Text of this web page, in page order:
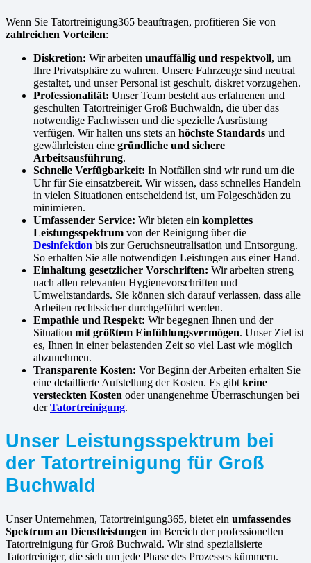
Wenn Sie Tatortreinigung365 beauftragen, profitieren Sie von
zahlreichen Vorteilen:
Diskretion: Wir arbeiten unauffällig und respektvoll, um
Ihre Privatsphäre zu wahren. Unsere Fahrzeuge sind neutral
gestaltet, und unser Personal ist geschult, diskret vorzugehen.
Professionalität: Unser Team besteht aus erfahrenen und
geschulten Tatortreiniger Groß Buchwaldn, die über das
notwendige Fachwissen und die spezielle Ausrüstung
verfügen. Wir halten uns stets an höchste Standards und
gewährleisten eine gründliche und sichere
Arbeitsausführung.
Schnelle Verfügbarkeit: In Notfällen sind wir rund um die
Uhr für Sie einsatzbereit. Wir wissen, dass schnelles Handeln
in vielen Situationen entscheidend ist, um Folgeschäden zu
minimieren.
Umfassender Service: Wir bieten ein komplettes
Leistungsspektrum von der Reinigung über die
Desinfektion bis zur Geruchsneutralisation und Entsorgung.
So erhalten Sie alle notwendigen Leistungen aus einer Hand.
Einhaltung gesetzlicher Vorschriften: Wir arbeiten streng
nach allen relevanten Hygienevorschriften und
Umweltstandards. Sie können sich darauf verlassen, dass alle
Arbeiten rechtssicher durchgeführt werden.
Empathie und Respekt: Wir begegnen Ihnen und der
Situation mit größtem Einfühlungsvermögen. Unser Ziel ist
es, Ihnen in einer belastenden Zeit so viel Last wie möglich
abzunehmen.
Transparente Kosten: Vor Beginn der Arbeiten erhalten Sie
eine detaillierte Aufstellung der Kosten. Es gibt keine
versteckten Kosten oder unangenehme Überraschungen bei
derTatortreinigung.
Unser Leistungsspektrum bei
der Tatortreinigung für Groß
Buchwald
Unser Unternehmen, Tatortreinigung365, bietet ein umfassendes
Spektrum an Dienstleistungen im Bereich der professionellen
Tatortreinigung für Groß Buchwald. Wir sind spezialisierte
Tatortreiniger, die sich um jede Phase des Prozesses kümmern.